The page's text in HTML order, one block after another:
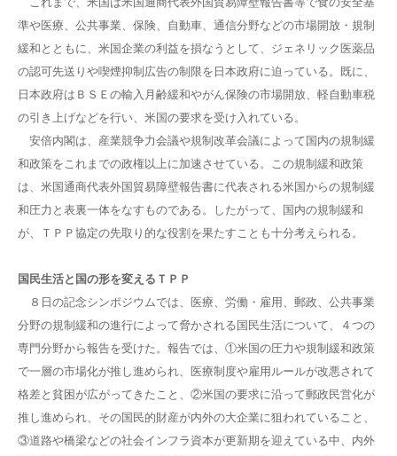
準や医療、公共事業、保険、自動車、通信分野などの市場開放・規制
緩和とともに、米国企業の利益を損なうとして、ジェネリック医薬品
の認可先送りや喫煙抑制広告の制限を日本政府に迫っている。既に、
日本政府はＢＳＥの輸入月齢緩和やがん保険の市場開放、軽自動車税
の引き上げなどを行い、米国の要求を受け入れている。
安倍内閣は、産業競争力会議や規制改革会議によって国内の規制緩
和政策をこれまでの政権以上に加速させている。この規制緩和政策
は、米国通商代表外国貿易障壁報告書に代表される米国からの規制緩
和圧力と表裏一体をなすものである。したがって、国内の規制緩和
が、ＴＰＰ協定の先取り的な役割を果たすことも十分考えられる。
国民生活と国の形を変えるＴＰＰ
８日の記念シンポジウムでは、医療、労働・雇用、郵政、公共事業
分野の規制緩和の進行によって脅かされる国民生活について、４つの
専門分野から報告を受けた。報告では、①米国の圧力や規制緩和政策
で一層の市場化が推し進められ、医療制度や雇用ルールが改悪されて
格差と貧困が広がってきたこと、②米国の要求に沿って郵政民営化が
推し進められ、その国民的財産が内外の大企業に狙われていること、
③道路や橋梁などの社会インフラ資本が更新期を迎えている中、内外